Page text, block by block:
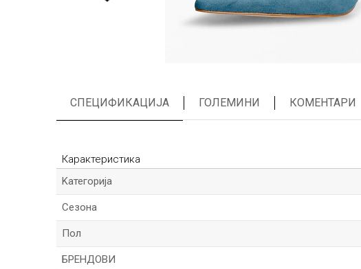
СПЕЦИФИКАЦИЈА ГОЛЕМИНИ КОМЕНТАРИ
Карактеристика
Kатегорија
Сезона
Пол
БРЕНДОВИ